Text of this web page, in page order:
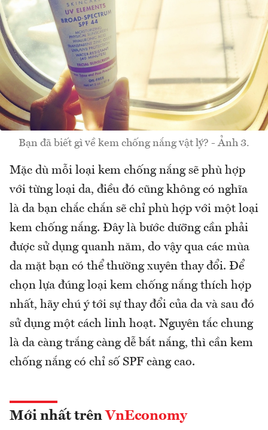
Bạn đã biết gì về kem chống nắng vật lý? - Ảnh 3.
Mặc dù mỗi loại kem chống nắng sẽ phù hợp
với từng loại da, điều đó cũng không có nghĩa
là da bạn chắc chắn sẽ chỉ phù hợp với một loại
kem chống nắng. Đây là bước dưỡng cần phải
được sử dụng quanh năm, do vậy qua các mùa
da mặt bạn có thể thường xuyên thay đổi. Để
chọn lựa đúng loại kem chống nắng thích hợp
nhất, hãy chú ý tới sự thay đổi của da và sau đó
sử dụng một cách linh hoạt. Nguyên tắc chung
là da càng trắng càng dễ bắt nắng, thì cần kem
chống nắng có chỉ số SPF càng cao.
Mới nhất trên VnEconomy